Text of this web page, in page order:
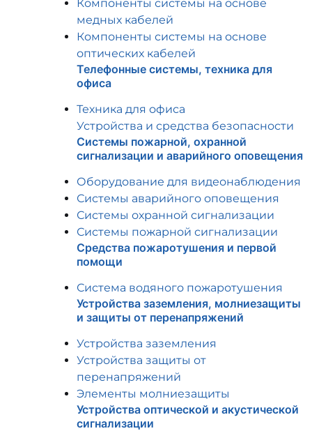
Компоненты системы на основе
медных кабелей
Компоненты системы на основе
оптических кабелей
Телефонные системы, техника для
офиса
Техника для офиса
Устройства и средства безопасности
Системы пожарной, охранной
сигнализации и аварийного оповещения
Оборудование для видеонаблюдения
Системы аварийного оповещения
Системы охранной сигнализации
Системы пожарной сигнализации
Средства пожаротушения и первой
помощи
Система водяного пожаротушения
Устройства заземления, молниезащиты
и защиты от перенапряжений
Устройства заземления
Устройства защиты от
перенапряжений
Элементы молниезащиты
Устройства оптической и акустической
сигнализации